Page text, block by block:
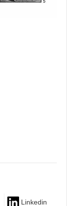
Linkedin